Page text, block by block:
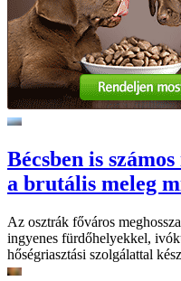
Bécsben is
a brutális meleg
Az osztrák főváros
ingyenes fürdőhelyekkel,
hőségriasztási szolgálattal